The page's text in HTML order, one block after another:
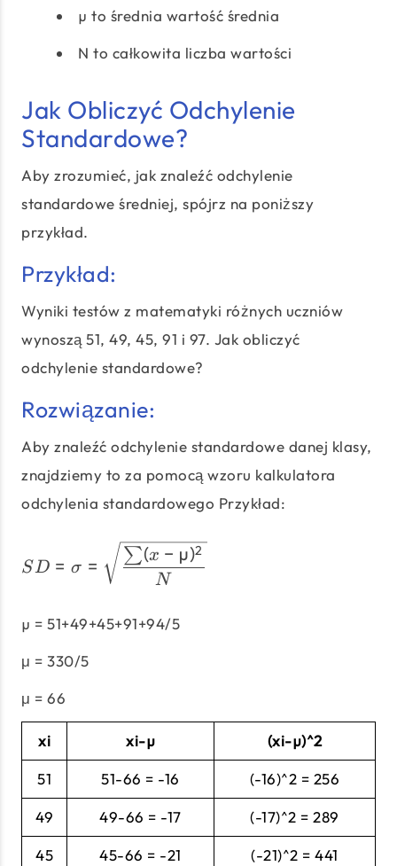
µ to średnia wartość średnia
N to całkowita liczba wartości
Jak Obliczyć Odchylenie
Standardowe?
Aby zrozumieć, jak znaleźć odchylenie
standardowe średniej, spójrz na poniższy
przykład.
Przykład:
Wyniki testów z matematyki różnych uczniów
wynoszą 51, 49, 45, 91 i 97. Jak obliczyć
odchylenie standardowe?
Rozwiązanie:
Aby znaleźć odchylenie standardowe danej klasy,
znajdziemy to za pomocą wzoru kalkulatora
odchylenia standardowego Przykład:
SD = σ =
SD = σ =
N
∑(x − µ)2
µ = 51+49+45+91+94/5
μ = 330/5
μ = 66
xi xi-µ (xi-µ)^2
51 51-66 = -16 (-16)^2 = 256
49 49-66 = -17 (-17)^2 = 289
45 45-66 = -21 (-21)^2 = 441